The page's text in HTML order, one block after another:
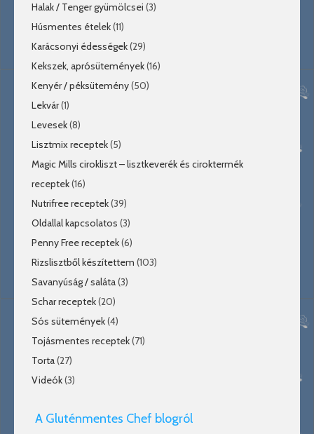
Halak / Tenger gyümölcsei (3)
Húsmentes ételek(11)
Karácsonyi édességek(29)
Kekszek, aprósütemények(16)
Kenyér / péksütemény(50)
Lekvár(1)
Levesek(8)
Lisztmix receptek(5)
Magic Mills cirokliszt – lisztkeverék és ciroktermék
receptek(16)
Nutrifree receptek(39)
Oldallal kapcsolatos (3)
Penny Free receptek(6)
Rizslisztből készítettem (103)
Savanyúság / saláta(3)
Schar receptek(20)
Sós sütemények(4)
Tojásmentes receptek(71)
Torta(27)
Videók(3)
A Gluténmentes Chef blogról